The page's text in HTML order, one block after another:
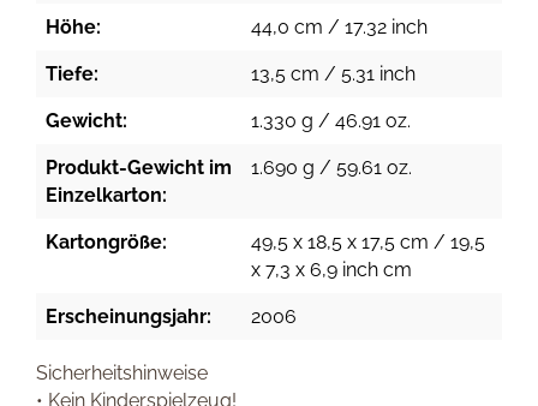
Höhe: 44,0 cm / 17.32 inch
Tiefe: 13,5 cm / 5.31 inch
Gewicht: 1.330 g / 46.91 oz.
Produkt-Gewicht im
Einzelkarton:
1.690 g / 59.61 oz.
Kartongröße:
49,5 x 18,5 x 17,5 cm / 19,5
x 7,3 x 6,9 inch cm
Erscheinungsjahr: 2006
Sicherheitshinweise
• Kein Kinderspielzeug!